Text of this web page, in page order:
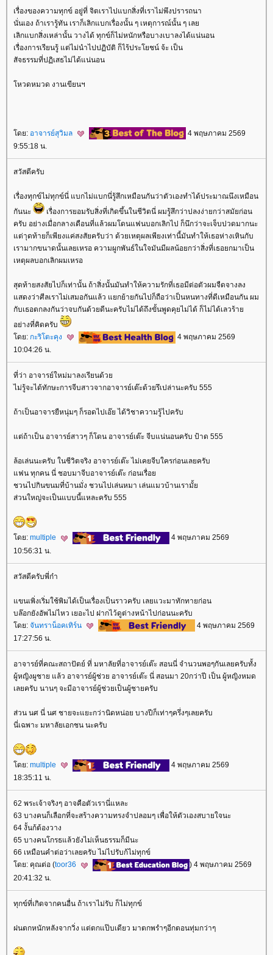
เรื่องของความทุกข์ อยู่ที่ จิตเราไปแบกสิ่งที่เราไม่พึงปรารถนา
นั่นเอง ถ้าเรารู้ทัน เราก็เลิกแบกเรื่องนั้น ๆ เหตุการณ์นั้น ๆ เล
เลิกแบกสิ่งเหล่านั้น วางได้ ทุกข์ก็ไม่หนักหรือบางเบาลงได้แน่นอน
เรื่องการเรียนรู้ แต่ไม่นำไปปฏิบัติ ก็ไร้ประโยชน์ จ้ะ เป็น
สัจธรรมที่ปฏิเสธไม่ได้แน่นอน
หวดหมวด งานเขียนฯ
ดย: อาจารย์สุวิมล
4 พฤษภาคม 2569
9:55:18 น.
สวัสดีครับ
เรื่องทุกข์ไม่ทุกข์นี่ แบกไม่แบกนี่รู้สึกเหมือนกันว่าตัวเองทำได้ประมาณนึงเหมือน
กันนะ
เรื่องการยอมรับสิ่งที่เกิดขึ้นในชีวิตนี่ ผมรู้สึกว่าปลงง่ายกว่าสมัยก่อน
ครับ อย่างเมื่อกลางเดือนที่แล้วผมโดนแฟนบอกเลิกไป ก็นึกว่าจะเจ็บปวดมากนะ
ต่าุดท้ายก็เพียงแค่สงสัยครับว่า ด้วยเหตุผลเพียงเท่านี้มันทำให้เธอห่างเหินกับ
เรามากขนาดนั้นเลยเหรอ ความผูกพันธ์ในใจมันมีผลน้อยกว่าสิ่งที่เธอยกมาเป็น
เหตุผลบอกเลิกผมเหรอ
สุดท้ายสงสัยไปก็เท่านั้น ถ้าสิ่งนั้นมันทำให้ความรักที่เธอมีต่อตัวผมจืดจางลง
สดงว่าศีลเราไม่เสมอกันแล้ว แยกย้ายกันไปก็ถือว่าเป็นหนทางที่ดีเหมือนกัน ผม
กับเธอตกลงกันว่าจบกันด้วยดีนะครับไม่ได้ถึงขั้นพูดคุยไม่ได้ ก็ไม่ได้เลวร้า
อย่างที่คิดครับ
ดย: กะริโตะคุง
4 พฤษภาคม 2569
10:04:26 น.
ที่ว่า อาจารย์ใหม่มาลงเรียนด้ว
ไม่รู้จะได้ทักษะการจีบสาวจากอาจารย์เต๊ะด้วยรึเปล่านะครับ 555
ถ้าเป็นอาจารยืหนุ่มๆ ก็รอดไปเอ๊ย ได้วิชาความรู้ไปครับ
ต่ถ้าเป็น อาจารย์สาวๆ ก็โดน อาจารย์เต๊ะ จีบแน่นอนครับ ป้าด 555
ล้อเล่นนะครับ ในชีวิตจริง อาจารย์เต๊ะ ไม่เคยจีบใครก่อนเลยครับ
ฟน ทุกคน นี่ ชอบมาจีบอาจารย์เต๊ะ ก่อนเรื่อ
ชวนไปกินขนมที่บ้านมั่ง ชวนไปเล่นหมา เล่นแมวบ้านเรามั้
ส่วนใหญ่จะเป็นแบบนี้แหละครับ 555
ดย: multiple
4 พฤษภาคม 2569
10:56:31 น.
สวัสดีครับพี่ก๋า
ขนเพิ่งเริ่มใช้พิมได้เป็นเรื่องเป็นราวครับ เลยแวะมาทักทายก่อน
บล๊อกยังอัพไม่ไหว เยอะไป ฝากไว้ดูต่างหน้าไปก่อนนะครับ
ดย: จันทราน็อคเทิร์น
4 พฤษภาคม 2569
17:27:56 น.
อาจารย์ที่คณะสถาปัตย์ ที่ มหาลัยที่อาจารย์เต๊ะ สอนนี่ จำนวนพอๆกันเลยครับทั้ง
ผู้หญิงผูชาย แล้ว อาจารย์ผู้ช่วย อาจารย์เต๊ะ นี่ สอนมา 20กว่าปี เป็น ผู้หญิงหมด
เลยครับ นานๆ จะมีอาจารย์ผู้ช่วยเป็นผู้ชายครับ
ส่วน นศ นี่ นศ ชายจะแยะกว่านิดหน่อย บางปีก็เท่าๆครึ่งๆเลยครับ
นี่เฉพาะ มหาลัยเอกชน นะครับ
ดย: multiple
4 พฤษภาคม 2569
18:35:11 น.
62 พระเจ้าจริงๆ อาจคือตัวเรานี่แหละ
63 บางคนก็เลือกที่จะสร้างความทรงจำปลอมๆ เพื่อให้ตัวเองสบายใจนะ
64 งั้นก้ต้องวาง
65 บางคนโกรธแล้วยังไม่เห็นธรรมก็มีนะ
66 เหมือนคำต่อว่าเลยครับ ไม่ไปรับก้ไม่ทุกข์
ดย: คุณต่อ (toor36
) 4 พฤษภาคม 2569
20:41:32 น.
ทุกข์ที่เกิดจากคนอื่น ถ้าเราไม่รับ ก็ไม่ทุกข์
ฝนตกหนักหลังจากวิ่ง แต่ตกแป๊บเดียว มาตกพรำๆอีกตอนทุ่มกว่าๆ